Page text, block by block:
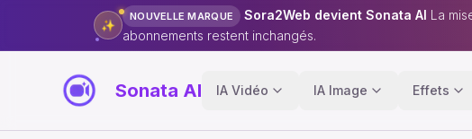
✨
NOUVELLE MARQUE Sora2Web devient Sonata AI La
abonnements restent inchangés.
Sonata AI IA Vidéo IA Image Effets